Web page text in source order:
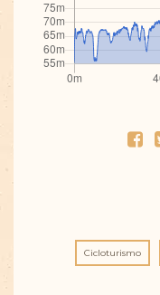
Cicloturismo